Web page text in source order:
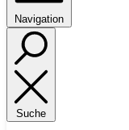
Navigation
Suche